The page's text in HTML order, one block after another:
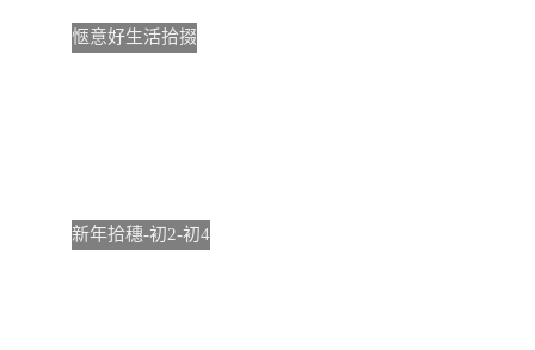
愜意好生活拾掇
新年拾穗-初2-初4